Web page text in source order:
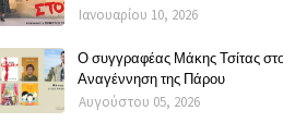
Ιανουαρίου 10, 2026
Ο συγγραφέας Μάκης Τσίτας
Αναγέννηση της Πάρου
Αυγούστου 05, 2026